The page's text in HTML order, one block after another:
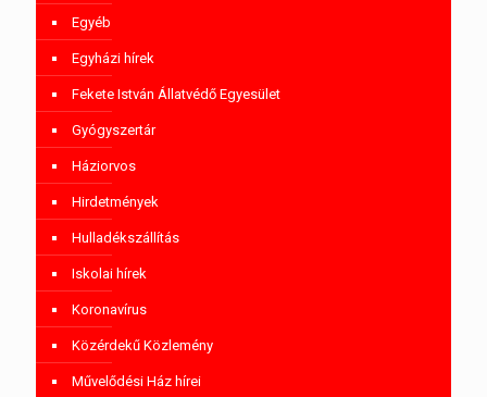
Egyéb
Egyházi hírek
Fekete István Állatvédő Egyesület
Gyógyszertár
Háziorvos
Hirdetmények
Hulladékszállítás
Iskolai hírek
Koronavírus
Közérdekű Közlemény
Művelődési Ház hírei